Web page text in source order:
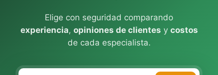
Elige con seguridad comparando
experiencia, opiniones de clientes y costos
de cada especialista.